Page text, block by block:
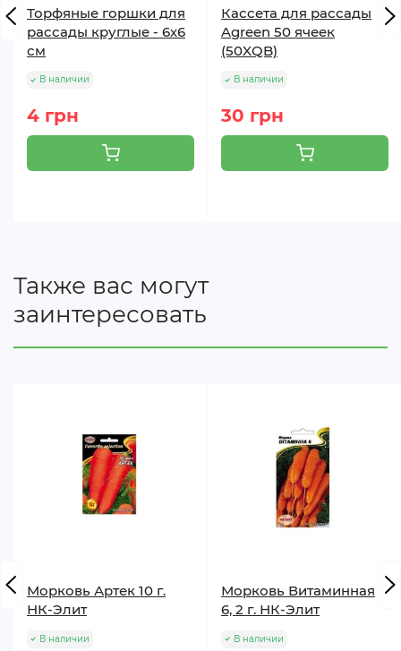
Торфяные горшки для
рассады круглые - 6х6
см
В наличии
4 грн
Кассета для рассады
Agreen 50 ячеек
(50XQB)
В наличии
30 грн
Также вас могут
заинтересовать
Морковь Артек 10 г.
НК-Элит
В наличии
Морковь Витаминная
6, 2 г. НК-Элит
В наличии